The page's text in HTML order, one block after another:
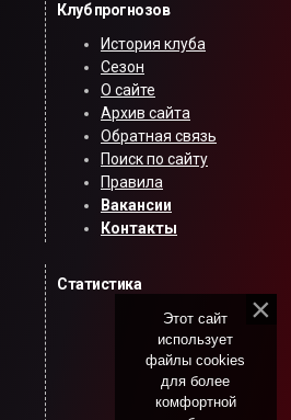
Клуб прогнозов
История клуба
Сезон
О сайте
Архив сайта
Обратная связь
Поиск по сайту
Правила
Вакансии
Контакты
Статистика
Этот сайт
использует
файлы cookies
для более
комфортной